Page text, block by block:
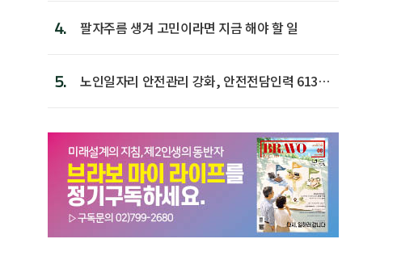
4. 팔자주름 생겨 고민이라면 지금 해야 할 일
5.
노인일자리 안전관리 강화, 안전전담인력 613명